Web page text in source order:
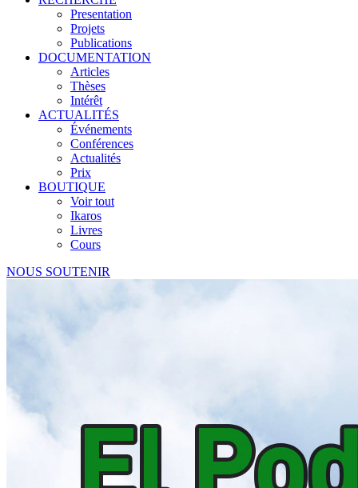
Presentation
Projets
Publications
DOCUMENTATION
Articles
Thèses
Intérêt
ACTUALITÉS
Événements
Conférences
Actualités
Prix
BOUTIQUE
Voir tout
Ikaros
Livres
Cours
NOUS SOUTENIR